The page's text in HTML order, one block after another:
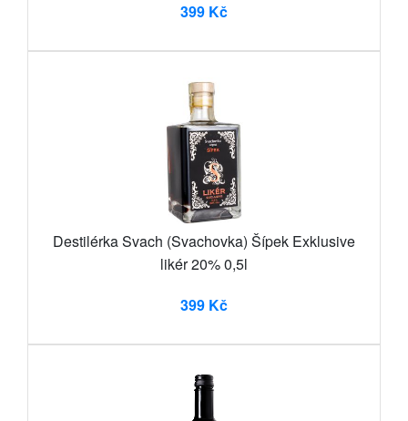
399 Kč
Destilérka Svach (Svachovka) Šípek Exklusive
likér 20% 0,5l
399 Kč